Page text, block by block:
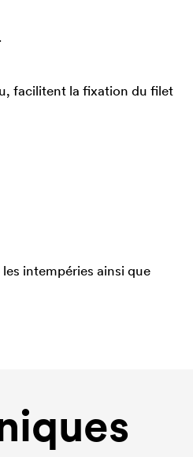
facilitent la fixation du filet
intempéries ainsi que